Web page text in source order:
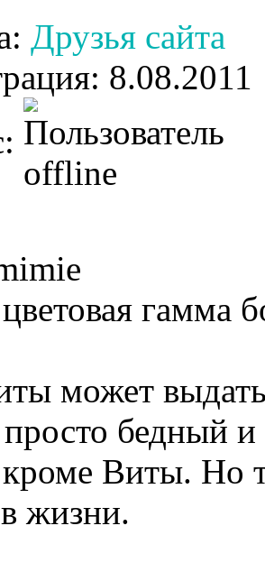
Друзья сайта
8.08.2011
гамма
может
бедный и
Виты. Но
жизни.